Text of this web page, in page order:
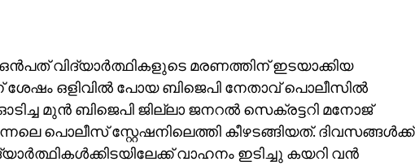
ഒന്‍പത് വിദ്യാര്‍ത്ഥികളുടെ മരണത്തിന് ഇടയാക്കിയ
ഒളിവില്‍ പോയ ബിജെപി നേതാവ് പൊലീസില്‍
മുന്‍ ബിജെപി ജില്ലാ ജനറല്‍ സെക്രട്ടറി മനോജ്
പൊലീസ് സ്റ്റേഷനിലെത്തി കീഴടങ്ങിയത്. ദിവസങ്ങള്‍ക്ക്
വാഹനം ഇടിച്ചു കയറി വന്‍